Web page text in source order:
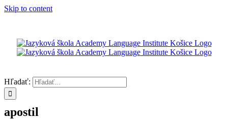
Skip to content
Hľadať:
apostil